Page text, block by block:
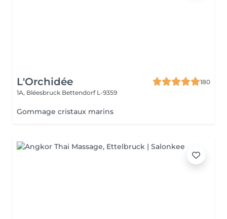
L'Orchidée
180
1A, Bléesbruck Bettendorf L-9359
Gommage cristaux marins